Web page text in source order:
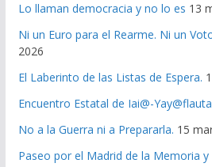
Lo llaman democracia y no lo es 13
Ni un Euro para el Rearme. Ni un
2026
El Laberinto de las Listas de Espera.
Encuentro Estatal de Iai@-
No a la Guerra ni a Prepararla. 15
Paseo por el Madrid de la Memoria y